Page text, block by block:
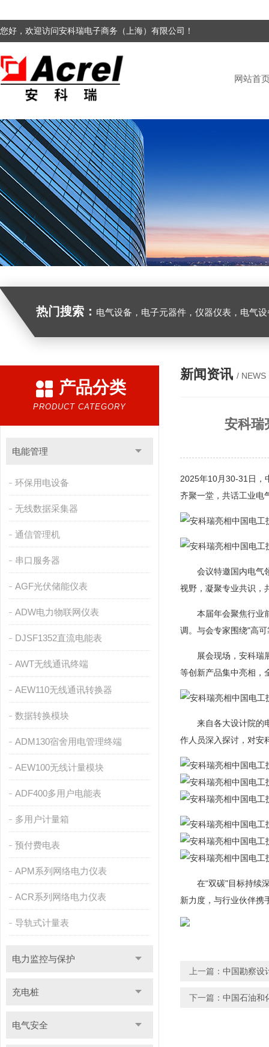
您好，欢迎访问安科瑞电子商务（上海）有限公司！
网站首
热门搜索： 电气设备，电子元器件，仪器仪表，电气
产品分类
PRODUCT CATEGORY
电能管理
环保用电设备
无线数据采集器
通信管理机
串口服务器
AGF光伏储能仪表
ADW电力物联网仪表
DJSF1352直流电能表
AWT无线通讯终端
AEW110无线通讯转换器
数据转换模块
ADM130宿舍用电管理终端
AEW100无线计量模块
ADF400多用户电能表
多用户计量箱
预付费电表
APM系列网络电力仪表
ACR系列网络电力仪表
导轨式计量表
电力监控与保护
充电桩
电气安全
新闻资讯 / NEWS
安科瑞
2025年10月30-31日，
齐聚一堂，共话工业电
会议特邀国内电气领
视野，凝聚专业共识，
本届年会聚焦行业前
调。与会专家围绕"高
展会现场，安科瑞展
等创新产品集中亮相，
来自各大设计院的电
作人员深入探讨，对安
在“双碳"目标持续深
新力度，与行业伙伴携
上一篇： 中国勘察设
下一篇： 中国石油和